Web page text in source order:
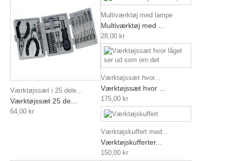
Værktøjssæt i 25 dele...
Værktøjssæt 25 de...
64,00 kr
Multiværktøj med lampe
Multiværktøj med ...
28,00 kr
Værktøjssæt hvor...
Værktøjssæt hvor ...
175,00 kr
Værktøjskuffert med...
Værktøjskufferter...
150,00 kr